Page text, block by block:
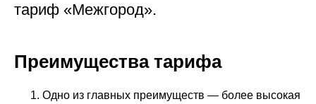
тариф «Межгород».
Преимущества тарифа
Одно из главных преимуществ — более высокая